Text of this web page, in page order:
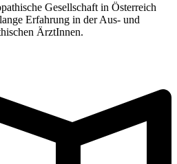
Gesellschaft in Österreich
Erfahrung in der Aus- und
ÄrztInnen.